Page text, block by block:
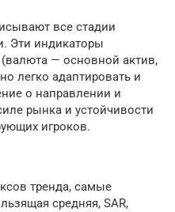
все стадии
Эти индикаторы
— основной актив,
легко адаптировать и
о направлении и
рынка и устойчивости
игроков.
тренда, самые
средняя, SAR,